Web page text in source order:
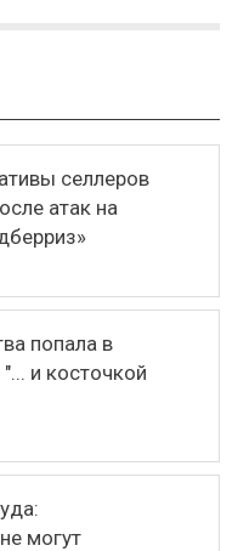
селлеров
атак на
попала в
и косточкой
могут